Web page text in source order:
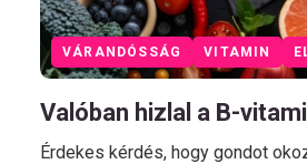
VÁRANDÓSSÁG VITAMIN
Valóban hizlal a B-
Érdekes kérdés, hogy gondot